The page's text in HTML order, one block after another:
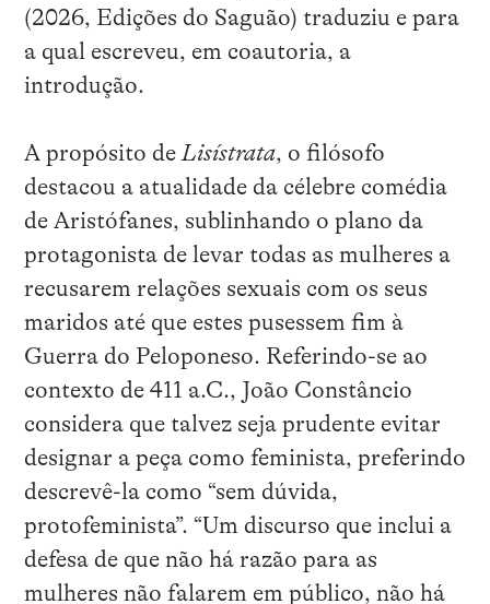
(2026, Edições do Saguão) traduziu e para
a qual escreveu, em coautoria, a
introdução.
A propósito deLisístrata, o filósofo
destacou a atualidade da célebre comédia
de Aristófanes, sublinhando o plano da
protagonista de levar todas as mulheres a
recusarem relações sexuais com os seus
maridos até que estes pusessem fim à
Guerra do Peloponeso. Referindo-se ao
contexto de 411 a.C., João Constâncio
considera que talvez seja prudente evitar
designar a peça como feminista, preferindo
descrevê-la como “sem dúvida,
protofeminista”. “Um discurso que inclui a
defesa de que não há razão para as
mulheres não falarem em público, não há